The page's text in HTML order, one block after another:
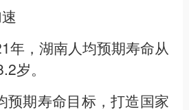
年，湖南人均预期寿命从
岁。
预期寿命目标，打造国家